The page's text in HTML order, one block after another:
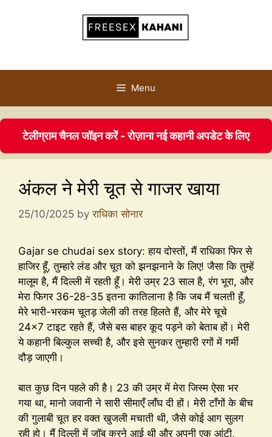
Menu
टेलीग्राम चैनल जॉइन करें - रोज़ाना नई कहानी अपडेट के लिए
अंकल ने मेरी चूत से गाजर खाया
25/10/2025 byराधिका सोनार
Gajar se chudai sex story: हाय दोस्तों, मैं राधिका फिर से
हाजिर हूँ, तुम्हारे लंड और चूत को झनझनाने के लिए! जैसा कि तुम्हें
मालूम है, मैं दिल्ली में रहती हूँ। मेरी उम्र 23 साल है, रंग भूरा, और
मेरा फिगर 36-28-35 इतना कातिलाना है कि जब मैं चलती हूँ,
मेरे भारी-भरकम चूतड़ जेली की तरह हिलते हैं, और मेरे चूचे
24×7 टाइट रहते हैं, जैसे बस बाहर कूद पड़ने को बेताब हों। मेरी
ये कहानी बिल्कुल सच्ची है, और इसे सुनकर तुम्हारी रगों में गर्मी
दौड़ जाएगी।
बात कुछ दिन पहले की है। 23 की उम्र में मेरा जिस्म ऐसा भर
गया था, मानो जवानी ने सारी सीमाएँ लाँघ दी हों। मेरी टाँगों के बीच
की गुलाबी चूत हर वक्त खुजली मचाती थी, जैसे कोई आग सुलग
रही हो। मैं दिल्ली में जॉब करने आई थी और अपनी एक आंटी,